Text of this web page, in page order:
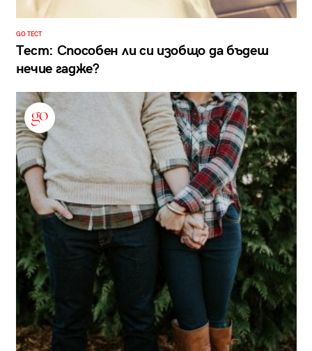
GO ТЕСТ
Тест: Способен ли си изобщо да бъдеш
нечие гадже?